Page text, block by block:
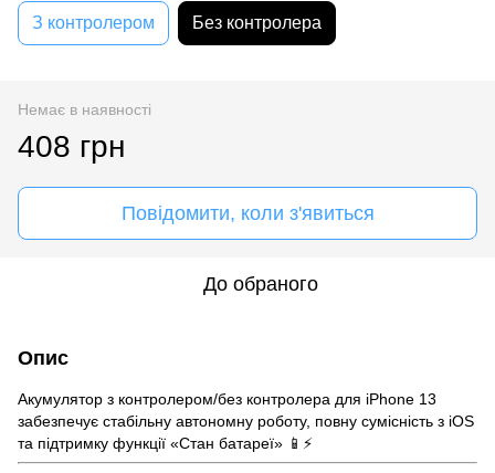
З контролером Без контролера
Немає в наявності
408 грн
Повідомити, коли з'явиться
До обраного
Опис
Акумулятор з контролером/без контролера для iPhone 13
забезпечує стабільну автономну роботу, повну сумісність з iOS
та підтримку функції «Стан батареї» 📱⚡